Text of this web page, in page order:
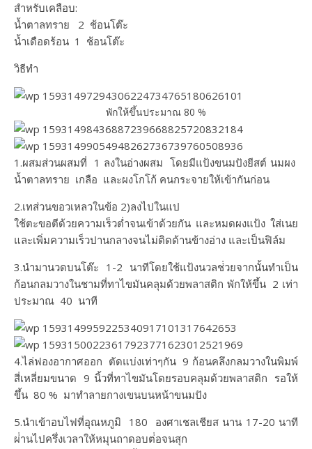
สำหรับเคลือบ:
น้ำตาลทราย 2 ช้อนโต๊ะ
น้ำเดือดร้อน 1 ช้อนโต๊ะ
วิธีทำ
พักให้ขึ้นประมาณ 80 %
1.ผสมส่วนผสมที่ 1 ลงในอ่างผสม โดยมีแป้งขนมปังยีสต์ นมผง
น้ำตาลทราย เกลือ และผงโกโก้ คนกระจายให้เข้ากันก่อน
2.เทส่วนขอวเหลวในข้อ 2)ลงไปในแป
ใช้ตะขอตีด้วยความเร็วต่ำจนเข้าด้วยกัน และหมดผงแป้ง ใส่เนย
และเพิ่มความเร็วปานกลางจนไม่ติดด้านข้างอ่าง และเป็นฟิล์ม​
3.นำมานวดบนโต๊ะ 1-2 นาทีโดยใช้แป้งนวลช่่วยจากนั้นทำเป็น
ก้อนกลมวางในชามที่ทาไขมันคลุมด้วยพลาสติก พักให้ขึ้น 2 เท่า
ประมาณ 40 นาที
4.ไล่ฟองอากาศออก ตัดแบ่งเท่าๆกัน 9 ก้อนคลึงกลมวางในพิมพ์
สี่เหลี่ยมขนาด 9 นิ้วที่ทาไขมันโดยรอบคลุมด้วยพลาสติก รอให้
ขึ้น 80 % มาทำลายกางเขนบนหน้าขนมปัง
5.นำเข้าอบไฟที่อุณหภูมิ 180 องศาเชลเชียส นาน 17-20 นาที
ผ่่านไปครึ่งเวลาให้หมุนถาดอบต่่อจนสุก